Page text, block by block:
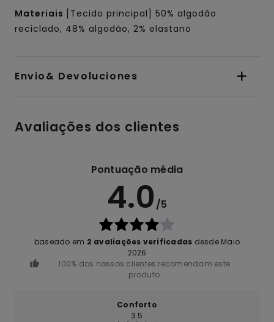
Materiais
[Tecido principal] 50% algodão
reciclado, 48% algodão, 2% elastano
Envio& Devoluciones
Avaliações dos clientes
Pontuação média
4.0 /5
baseado em 2 avaliações verificadas desde Maio
2026
100% dos nossos clientes recomendam este
produto
Conforto
3.5